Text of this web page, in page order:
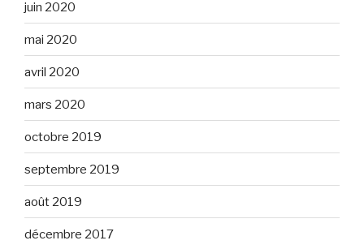
juin 2020
mai 2020
avril 2020
mars 2020
octobre 2019
septembre 2019
août 2019
décembre 2017